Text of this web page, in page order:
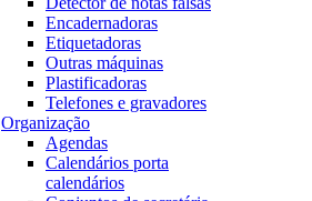
Encadernadoras
Etiquetadoras
Outras máquinas
Plastificadoras
Telefones e gravadores
Organização
Agendas
Calendários porta
calendários